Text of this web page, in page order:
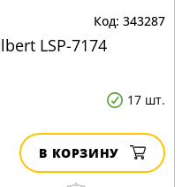
343287
LSP-7174
17 шт.
В КОРЗИНУ